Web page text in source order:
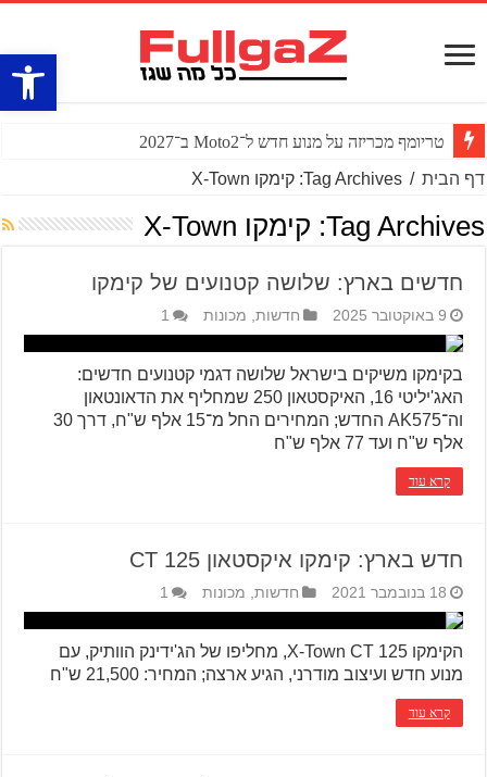
פתח
טריומף מכריזה על מנוע חדש ל־Moto2 ב־2027
דף הבית / Tag Archives: קימקו X-Town
Tag Archives: קימקו X-Town
חדשים בארץ: שלושה קטנועים של קימקו
9 באוקטובר 2025 חדשות מכונות 1
בקימקו משיקים בישראל שלושה דגמי קטנועים חדשים:
האג'יליטי 16, האיקסטאון 250 שמחליף את הדאונטאון
וה־AK575 החדש; המחירים החל מ־15 אלף ש"ח, דרך 30
אלף ש"ח ועד 77 אלף ש"ח
קרא עוד
חדש בארץ: קימקו איקסטאון CT 125
18 בנובמבר 2021 חדשות מכונות 1
הקימקו X-Town CT 125, מחליפו של הג'ידינק הוותיק, עם
מנוע חדש ועיצוב מודרני, הגיע ארצה; המחיר: 21,500 ש"ח
קרא עוד